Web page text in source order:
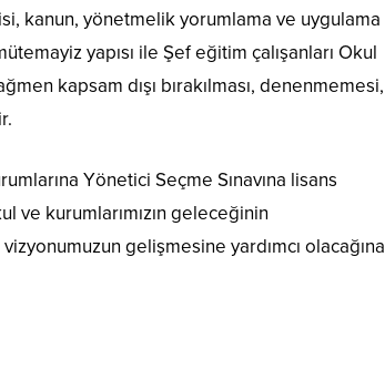
kanun, yönetmelik yorumlama ve uygulama
yapısı ile Şef eğitim çalışanları Okul
kapsam dışı bırakılması, denenmemesi,
Yönetici Seçme Sınavına lisans
ve kurumlarımızın geleceğinin
gelişmesine yardımcı olacağına